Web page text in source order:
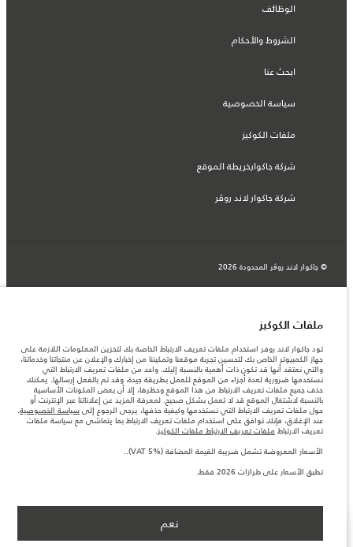
الوظائف
الشروط والأحكام
ابحث عنا
سياسة الخصوصية
ملفات الكوكيز
شركة جاكوارخريطة الموقع
شركة جاكوار لاند روڤر
© جاكوار لاند روڨر المحدودة 2026
المعلومات والمواصفات والأسعار والألوان المذكورة على هذا الموقع قد تختلف من بلد إلى
آخر، كما أنّها قد تتغير بدون إشعار مسبق. الرجاء التواصل مع وكيلنا المحلي للتأكد من توفّرها
والتحقق من الأسعار.
الأرقام المقدمة هي نتيجة لاختبارات المصنع الرسمية وفقاً لتشريعات الاتحاد الأوروبي. قد
يتباين استهلك الوقود الفعلي للمركبة عن ذلك المتحقق في تلك الاختبارات كما أن هذه
الأرقام بغرض المقارنة فحسب.
ملاحظة مهمة حول الصور والمواصفات. إن النقص العالمي في أشباه الموصلات يؤثر حاليًا
في مواصفات تصميم السيارات وتوفر الخيارات وتوقيتات التصاميم. هذا ظرف ديناميكي
للغاية، ونتيجة لذلك، قد لا تمثّل الصور المستخدَمة ضمن موقع الويب حاليًا المواصفات الحالية
بالكامل بالنسبة إلى الميزات والخيارات والحلية ومجموعات الألوان. يرجى استشارة وكيلك الذي
سيتمكّن من تأكيد أي تقييدات حالية معك للسماح لك باتخاذ قرار مدروس
الأسعار المعروضة تشمل ضريبة القيمة المضافة (VAT 5%).
الأسعار تنطبق فقط على الطرازات المصنعة في عام 2026.‎
ملفات الكوكيز
تود جاكوار لاند روفر استخدام ملفات تعريف الارتباط الخاصة بك لتخزين المعلومات اللازمة على
جهاز الكمبيوتر الخاص بك لتحسين تجربة موقعنا وتمكيننا من إخبارك والإعلان عن منتجاتنا وخدماتنا،
والتي نعتقد أنها قد تكون ذات أهمية بالنسبة إليك. واحد من ملفات تعريف الارتباط التي
نستخدمها ضرورية لعدة أجزاء من الموقع للعمل بطريقة جيدة، وقد تم بالفعل إرسالها. يمكنك
حذف جميع ملفات تعريف الارتباط من هذا الموقع وحظرها، إلا أن بعض المكونات الأساسية
بالنسبة لاشتغال الموقع قد لا تعمل بشكل صحيح. لمعرفة المزيد عن إعلاناتنا عبر الإنترنت أو
حول ملفات تعريف الارتباط التي نستخدمها وكيفية حذفها، يرجى الرجوع إلى سياسة الخصوصية.
عند الإغلاق، فإنك توافق على استخدام ملفات تعريف الارتباط بما يتماشى مع سياسة ملفات
تعريف الارتباط ملفات تعريف الارتباط ملفات الكوكيز.
الأسعار المعروضة تشمل ضريبة القيمة المضافة (VAT 5%)..
تطبق الأسعار على طرازات 2026 فقط.
نعم
NEXT STEPS ابق على اطلاع